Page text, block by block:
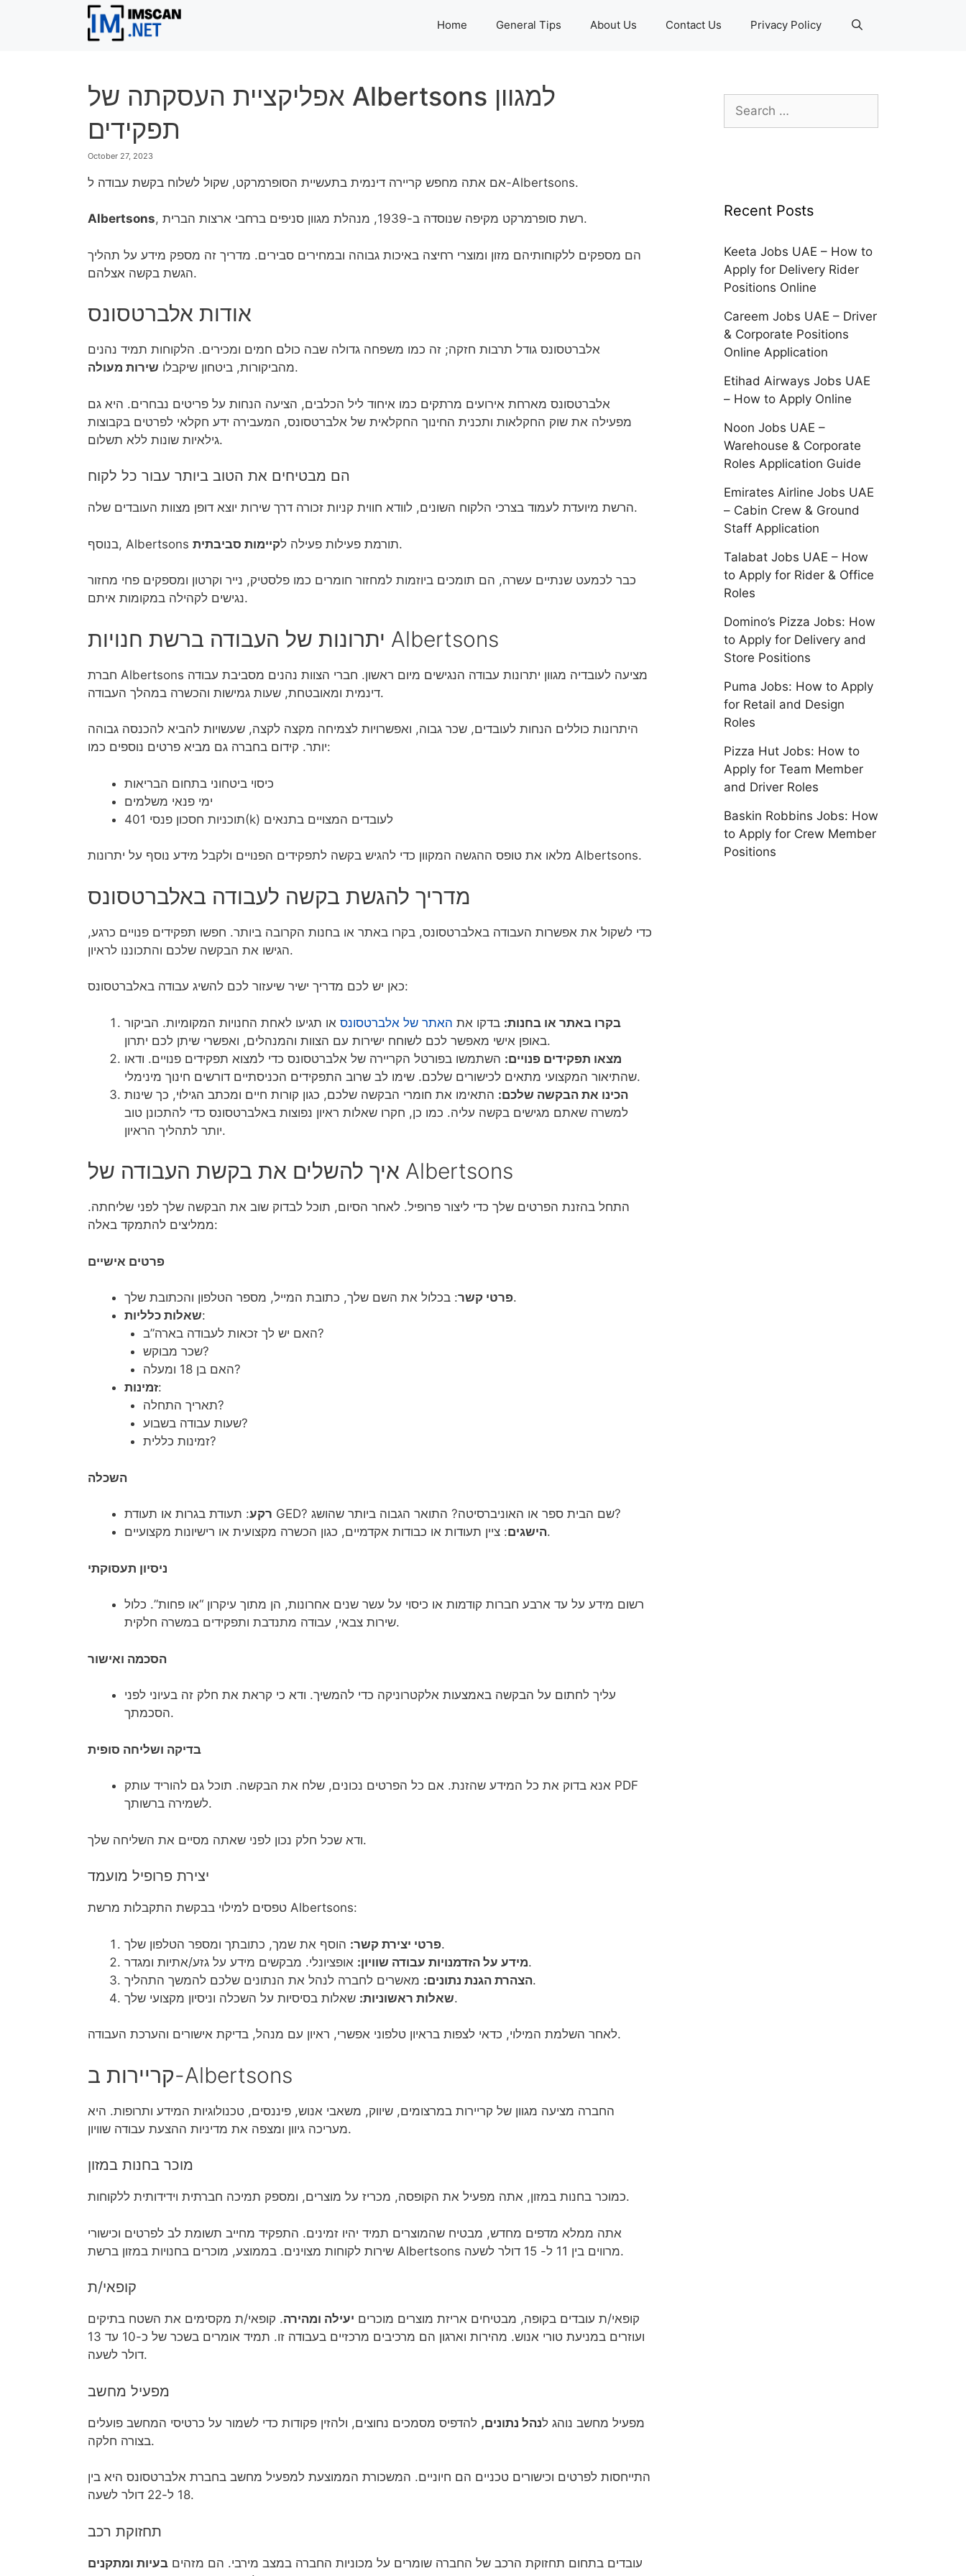
Home General Tips About Us Contact Us Privacy Policy
אפליקציית העסקתה של Albertsons למגוון
תפקידים
October 27, 2023
אם אתה מחפש קריירה דינמית בתעשיית הסופרמרקט, שקול לשלוח בקשת עבודה ל-Albertsons.
Albertsons , רשת סופרמרקט מקיפה שנוסדה ב-1939, מנהלת מגוון סניפים ברחבי ארצות הברית.
הם מספקים ללקוחותיהם מזון ומוצרי רחיצה באיכות גבוהה ובמחירים סבירים. מדריך זה מספק מידע על תהליך
הגשת בקשה אצלהם.
אודות אלברטסונס
אלברטסונס גודל תרבות חזקה; זה כמו משפחה גדולה שבה כולם חמים ומכירים. הלקוחות תמיד נהנים
מהביקורות, ביטחון שיקבלו שירות מעולה .
אלברטסונס מארחת אירועים מרתקים כמו איחוד ליל הכלבים, הציעה הנחות על פריטים נבחרים. היא גם
מפעילה את שוק החקלאות ותכנית החינוך החקלאית של אלברטסונס, המעבירה ידע חקלאי לפרטים בקבוצות
גילאיות שונות ללא תשלום.
הם מבטיחים את הטוב ביותר עבור כל לקוח
הרשת מיועדת לעמוד בצרכי הלקוח השונים, לוודא חווית קניות זכורה דרך שירות יוצא דופן מצוות העובדים שלה.
בנוסף, Albertsons תורמת פעילות פעילה לקיימות סביבתית .
כבר לכמעט שנתיים עשרה, הם תומכים ביוזמות למחזור חומרים כמו פלסטיק, נייר וקרטון ומספקים פחי מחזור
נגישים לקהילה במקומות איתם.
יתרונות של העבודה ברשת חנויות Albertsons
חברת Albertsons מציעה לעובדיה מגוון יתרונות עבודה הנגישים מיום ראשון. חברי הצוות נהנים מסביבת עבודה
דינמית ומאובטחת, שעות גמישות והכשרה במהלך העבודה.
היתרונות כוללים הנחות לעובדים, שכר גבוה, ואפשרויות לצמיחה מקצה לקצה, שעשויות להביא להכנסה גבוהה
יותר. קידום בחברה גם מביא פרטים נוספים כמו:
כיסוי ביטחוני בתחום הבריאות
ימי פנאי משלמים
תוכניות חסכון פנסי 401(k) לעובדים המצויים בתנאים
מלאו את טופס ההגשה המקוון כדי להגיש בקשה לתפקידים הפנויים ולקבל מידע נוסף על יתרונות Albertsons.
מדריך להגשת בקשה לעבודה באלברטסונס
כדי לשקול את אפשרות העבודה באלברטסונס, בקרו באתר או בחנות הקרובה ביותר. חפשו תפקידים פנויים כרגע,
הגישו את הבקשה שלכם והתכוננו לראיון.
כאן יש לכם מדריך ישיר שיעזור לכם להשיג עבודה באלברטסונס:
בקרו באתר או בחנות: בדקו את האתר של אלברטסונס או תגיעו לאחת החנויות המקומיות. הביקור
באופן אישי מאפשר לכם לשוחח ישירות עם הצוות והמנהלים, ואפשרי שיתן לכם יתרון.
מצאו תפקידים פנויים: השתמשו בפורטל הקריירה של אלברטסונס כדי למצוא תפקידים פנויים. ודאו
שהתיאור המקצועי מתאים לכישורים שלכם. שימו לב שרוב התפקידים הכניסתיים דורשים חינוך מינימלי.
הכינו את הבקשה שלכם: התאימו את חומרי הבקשה שלכם, כגון קורות חיים ומכתב הגילוי, כך שינות
למשרה שאתם מגישים בקשה עליה. כמו כן, חקרו שאלות ראיון נפוצות באלברטסונס כדי להתכונן טוב
יותר לתהליך הראיון.
איך להשלים את בקשת העבודה של Albertsons
התחל בהזנת הפרטים שלך כדי ליצור פרופיל. לאחר הסיום, תוכל לבדוק שוב את הבקשה שלך לפני שליחתה.
ממליצים להתמקד באלה:
פרטים אישיים
פרטי קשר: בכלול את השם שלך, כתובת המייל, מספר הטלפון והכתובת שלך.
שאלות כלליות:
האם יש לך זכאות לעבודה בארה”ב?
שכר מבוקש?
האם בן 18 ומעלה?
זמינות:
תאריך התחלה?
שעות עבודה בשבוע?
זמינות כללית?
השכלה
רקע
: תעודת בגרות או תעודת GED? שם הבית ספר או האוניברסיטה? התואר הגבוה ביותר שהושג?
הישגים: ציין תעודות או כבודות אקדמיים, כגון הכשרה מקצועית או רישיונות מקצועיים.
ניסיון תעסוקתי
רשום מידע על עד ארבע חברות קודמות או כיסוי על עשר שנים אחרונות, הן מתוך עיקרון “או פחות”. כלול
שירות צבאי, עבודה מתנדבת ותפקידים במשרה חלקית.
הסכמה ואישור
עליך לחתום על הבקשה באמצעות אלקטרוניקה כדי להמשיך. ודא כי קראת את חלק זה בעיוני לפני
הסכמתך.
בדיקה ושליחה סופית
אנא בדוק את כל המידע שהזנת. אם כל הפרטים נכונים, שלח את הבקשה. תוכל גם להוריד עותק PDF
לשמירה ברשותך.
ודא שכל חלק נכון לפני שאתה מסיים את השליחה שלך.
יצירת פרופיל מועמד
טפסים למילוי בבקשת התקבלות מרשת Albertsons:
פרטי יצירת קשר:הוסף את שמך, כתובתך ומספר הטלפון שלך.
מידע על הזדמנויות עבודה שוויון:אופציונלי. מבקשים מידע על גזע/אתיות ומגדר.
הצהרת הגנת נתונים:מאשרים לחברה לנהל את הנתונים שלכם להמשך התהליך.
שאלות ראשוניות:שאלות בסיסיות על השכלה וניסיון מקצועי שלך.
לאחר השלמת המילוי, כדאי לצפות בראיון טלפוני אפשרי, ראיון עם מנהל, בדיקת אישורים והערכת העבודה.
קריירות ב-Albertsons
החברה מציעה מגוון של קריירות במרצומים, שיווק, משאבי אנוש, פיננסים, טכנולוגיות המידע ותרופות. היא
מעריכה גיוון ומצפה את מדיניות ההצעת עבודה שוויון.
מוכר בחנות במזון
כמוכר בחנות במזון, אתה מפעיל את הקופסה, מכריז על מוצרים, ומספק תמיכה חברתית וידידותית ללקוחות.
אתה ממלא מדפים מחדש, מבטיח שהמוצרים תמיד יהיו זמינים. התפקיד מחייב תשומת לב לפרטים וכישורי
שירות לקוחות מצוינים. בממוצע, מוכרים בחנויות במזון ברשת Albertsons מרווים בין 11 ל- 15 דולר לשעה.
קופאי/ת
קופאי/ת עובדים בקופה, מבטיחים אריזת מוצרים מוכרים יעילה ומהירה. קופאי/ת מקסימים את השטח בתיקים
ועוזרים במניעת טורי אנוש. מהירות וארגון הם מרכיבים מרכזיים בעבודה זו. תמיד אומרים בשכר של כ-10 עד 13
דולר לשעה.
מפעיל מחשב
מפעיל מחשב נוהג לנהל נתונים, להדפיס מסמכים נחוצים, ולהזין פקודות כדי לשמור על כרטיסי המחשב פועלים
בצורה חלקה.
התייחסות לפרטים וכישורים טכניים הם חיוניים. המשכורת הממוצעת למפעיל מחשב בחברת אלברטסונס היא בין
18 ל-22 דולר לשעה.
תחזוקת רכב
עובדים בתחום תחזוקת הרכב של החברה שומרים על מכוניות החברה במצב מירבי. הם מזהים בעיות ומתקנים
Search
for:
Recent Posts
Keeta Jobs UAE – How to
Apply for Delivery Rider
Positions Online
Careem Jobs UAE – Driver
& Corporate Positions
Online Application
Etihad Airways Jobs UAE
– How to Apply Online
Noon Jobs UAE –
Warehouse & Corporate
Roles Application Guide
Emirates Airline Jobs UAE
– Cabin Crew & Ground
Staff Application
Talabat Jobs UAE – How
to Apply for Rider & Office
Roles
Domino’s Pizza Jobs: How
to Apply for Delivery and
Store Positions
Puma Jobs: How to Apply
for Retail and Design
Roles
Pizza Hut Jobs: How to
Apply for Team Member
and Driver Roles
Baskin Robbins Jobs: How
to Apply for Crew Member
Positions